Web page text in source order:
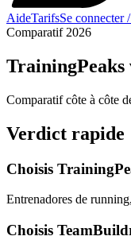
AideTarifsSe connecter
Comparatif 2026
Comparatif côte à côte
Verdict rapide
Choisis
Entrenadores de
Choisis